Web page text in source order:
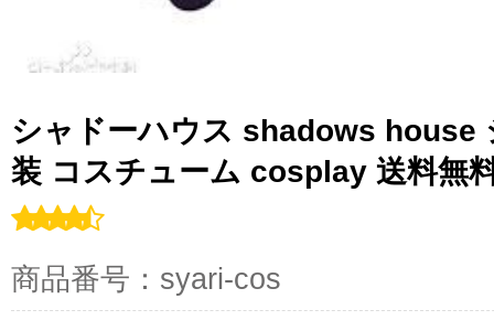
シャドーハウス shadows house
装 コスチューム cosplay 送料無
商品番号：syari-cos